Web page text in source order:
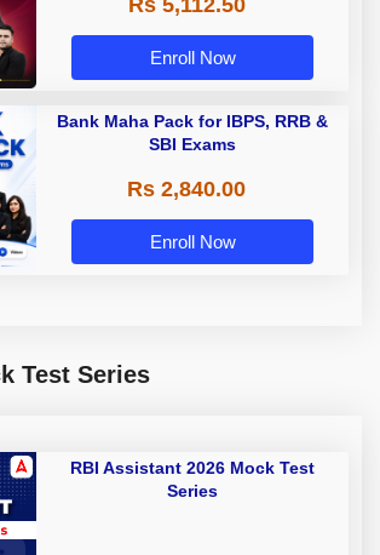
A & Grade B Bank Exams
Rs 5,112.50
Enroll Now
Bank Maha Pack for IBPS, RRB &
SBI Exams
Rs 2,840.00
Enroll Now
Test Series
RBI Assistant 2026 Mock Test
Series